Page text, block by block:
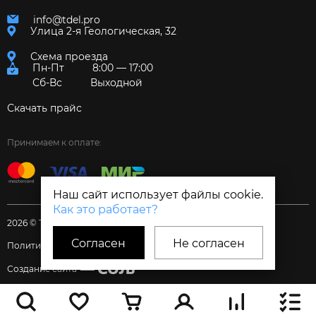
Наш сайт использует файлы cookie.
Как это работает?
Согласен Не согласен
info@tdel.pro
Улица 2-я Геологическая, 32
Схема проезда
Пн-Пт
8:00 — 17:00
Сб-Вс
Выходной
Скачать прайс
Принимаем к оплате:
2026 © Торговый дом «Электрум»
Политика и Согласия
Создание сайта